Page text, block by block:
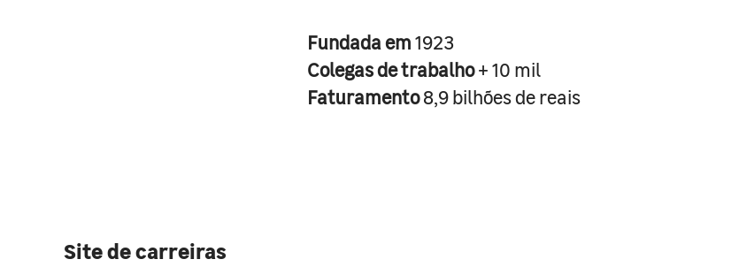
Fundada em1923
Colegas de trabalho+ 10 mil
Faturamento8,9 bilhões de reais
Site de carreiras